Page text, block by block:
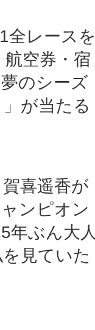
全レースを
空券・宿
のシーズ
が当たる
喜遥香が
ンピオン
年ぶん大人
見ていた